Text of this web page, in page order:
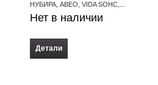
НУБИРА, АВЕО, VIDA SOHC,...
Нет в наличии
Детали